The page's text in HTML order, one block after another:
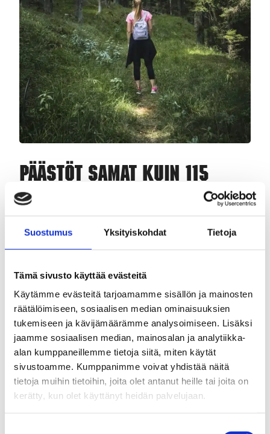
Suostumus Yksityiskohdat Tietoja
Tämä sivusto käyttää evästeitä
Käytämme evästeitä tarjoamamme sisällön ja mainosten
räätälöimiseen, sosiaalisen median ominaisuuksien
tukemiseen ja kävijämäärämme analysoimiseen. Lisäksi
jaamme sosiaalisen median, mainosalan ja analytiikka-
alan kumppaneillemme tietoja siitä, miten käytät
sivustoamme. Kumppanimme voivat yhdistää näitä
tietoja muihin tietoihin, joita olet antanut heille tai joita on
kerätty, kun olet käyttänyt heidän palvelujaan.
Päästöt samat kuin 115
henkilöllä vuodessa
vuosien varrella. Laskennan alkaessa
laskentatiedot alkoivat Kiinan lähtösatamasta,
mutta nyt olemme vieneet laskentaa huomattavasti
pitemmälle ketjuun ja tarkentaneet sitä. Toivomme
saavamme joidenkin asioiden osalta vieläkin
yksityiskohtaisemmin määritellyt päästökertoimet
käyttöön tulevaisuudessa. Joka tapauksessa
laskennassa on käytetty parhaita mahdollisia
kertoimia.